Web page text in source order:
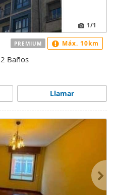
1/1
2 Baños
Llamar
PREMIUM Máx. 10km